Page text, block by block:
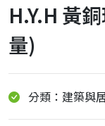
H.Y.H 黃
量)
分類：建築與